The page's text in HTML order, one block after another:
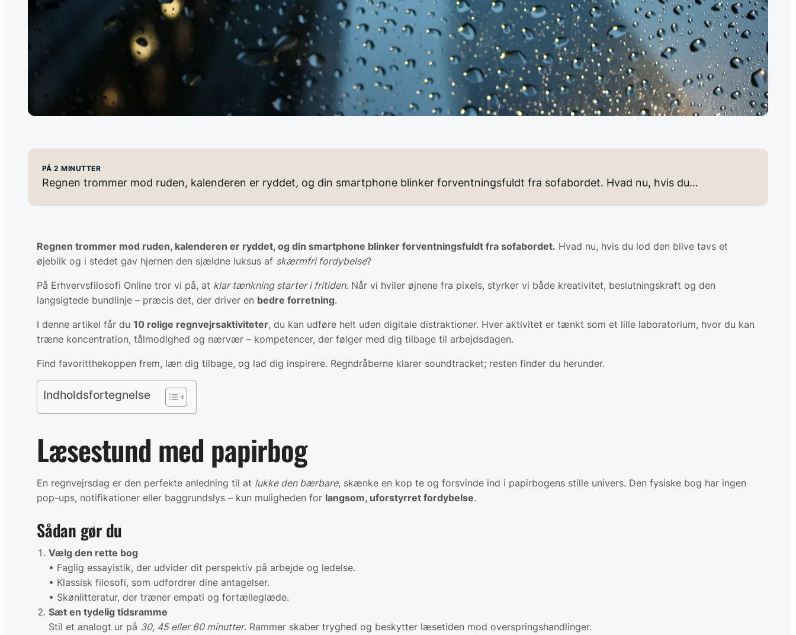
PÅ 2 MINUTTER
Regnen trommer mod ruden, kalenderen er ryddet, og din smartphone blinker forventningsfuldt fra sofabordet. Hvad nu, hvis du…
Regnen trommer mod ruden, kalenderen er ryddet, og din smartphone blinker forventningsfuldt fra sofabordet. Hvad nu, hvis du lod den blive tavs et
øjeblik og i stedet gav hjernen den sjældne luksus af skærmfri fordybelse?
På Erhvervsfilosofi Online tror vi på, at klar tænkning starter i fritiden. Når vi hviler øjnene fra pixels, styrker vi både kreativitet, beslutnings­kraft og den
langsigtede bundlinje – præcis det, der driver en bedre forretning.
I denne artikel får du 10 rolige regnvejrsaktiviteter, du kan udføre helt uden digitale distraktioner. Hver aktivitet er tænkt som et lille laboratorium, hvor du kan
træne koncentration, tålmodighed og nærvær – kompetencer, der følger med dig tilbage til arbejdsdagen.
Find favoritthe­koppen frem, læn dig tilbage, og lad dig inspirere. Regndråberne klarer soundtracket; resten finder du herunder.
Indholdsfortegnelse
Læsestund med papirbog
En regnvejrsdag er den perfekte anledning til at lukke den bærbare, skænke en kop te og forsvinde ind i papirbogens stille univers. Den fysiske bog har ingen
pop-ups, notifikationer eller baggrundslys – kun muligheden for langsom, uforstyrret fordybelse.
Sådan gør du
Vælg den rette bog
• Faglig essayistik, der udvider dit perspektiv på arbejde og ledelse.
• Klassisk filosofi, som udfordrer dine antagelser.
• Skønlitteratur, der træner empati og fortælleglæde.
Sæt en tydelig tidsramme
Stil et analogt ur på 30, 45 eller 60 minutter. Rammer skaber tryghed og beskytter læsetiden mod overspringshandlinger.